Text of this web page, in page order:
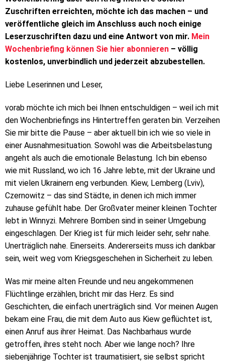
Zuschriften erreichten, möchte ich das machen – und
veröffentliche gleich im Anschluss auch noch einige
Leserzuschriften dazu und eine Antwort von mir. Mein
Wochenbriefing können Sie hier abonnieren – völlig
kostenlos, unverbindlich und jederzeit abzubestellen.
Liebe Leserinnen und Leser,
vorab möchte ich mich bei Ihnen entschuldigen – weil ich mit
den Wochenbriefings ins Hintertreffen geraten bin. Verzeihen
Sie mir bitte die Pause – aber aktuell bin ich wie so viele in
einer Ausnahmesituation. Sowohl was die Arbeitsbelastung
angeht als auch die emotionale Belastung. Ich bin ebenso
wie mit Russland, wo ich 16 Jahre lebte, mit der Ukraine und
mit vielen Ukrainern eng verbunden. Kiew, Lemberg (Lviv),
Czernowitz – das sind Städte, in denen ich mich immer
zuhause gefühlt habe. Der Großvater meiner kleinen Tochter
lebt in Winnyzi. Mehrere Bomben sind in seiner Umgebung
eingeschlagen. Der Krieg ist für mich leider sehr, sehr nahe.
Unerträglich nahe. Einerseits. Andererseits muss ich dankbar
sein, weit weg vom Kriegsgeschehen in Sicherheit zu leben.
Was mir meine alten Freunde und neu angekommenen
Flüchtlinge erzählen, bricht mir das Herz. Es sind
Geschichten, die einfach unerträglich sind. Vor meinen Augen
bekam eine Frau, die mit dem Auto aus Kiew geflüchtet ist,
einen Anruf aus ihrer Heimat. Das Nachbarhaus wurde
getroffen, ihres steht noch. Aber wie lange noch? Ihre
siebenjährige Tochter ist traumatisiert, sie selbst spricht